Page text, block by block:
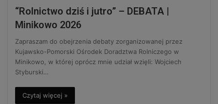
“Rolnictwo dziś i jutro” – DEBATA |
Minikowo 2026
Zapraszam do obejrzenia debaty zorganizowanej przez
Kujawsko-Pomorski Ośrodek Doradztwa Rolniczego w
Minikowo, w której oprócz mnie udział wzięli: Wojciech
Styburski…
Czytaj więcej »